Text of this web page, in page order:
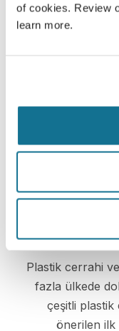
of cookies. Review
learn more.
Plastik cerrahi
fazla ülkede
çeşitli plastik
önerilen ilk